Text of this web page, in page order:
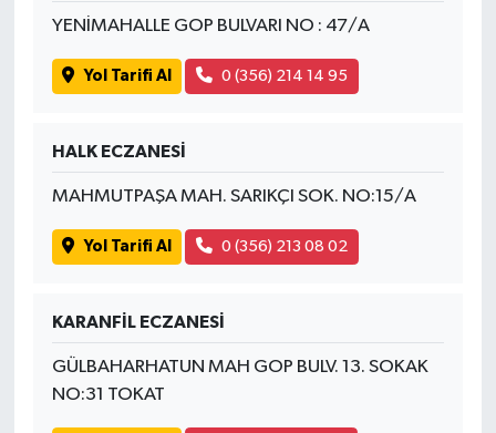
YENİMAHALLE GOP BULVARI NO : 47/A
Yol Tarifi Al 0 (356) 214 14 95
HALK ECZANESİ
MAHMUTPAŞA MAH. SARIKÇI SOK. NO:15/A
Yol Tarifi Al 0 (356) 213 08 02
KARANFİL ECZANESİ
GÜLBAHARHATUN MAH GOP BULV. 13. SOKAK
NO:31 TOKAT